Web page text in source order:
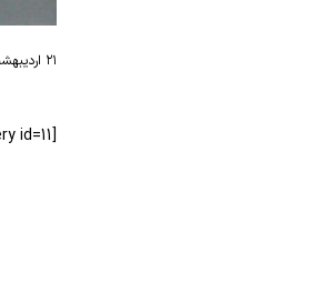
۲۱ اردیبهشت ۱۳۹۶
[supsystic-gallery id=11]